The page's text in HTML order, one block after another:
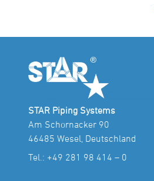
STAR Piping Systems
Am Schornacker 90
46485 Wesel, Deutschland
Tel.: +49 281 98 414 – 0